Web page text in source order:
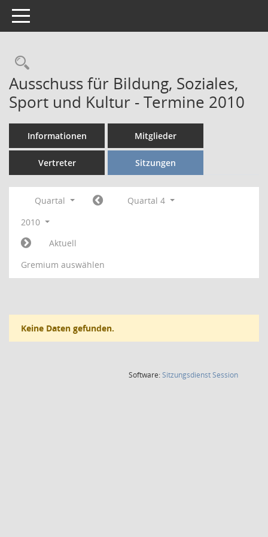
Toggle navigation
Rechercheauswahl
Ausschuss für Bildung, Soziales,
Sport und Kultur - Termine 2010
Informationen Mitglieder
Vertreter Sitzungen
Quartal
Quartal 4
2010
Aktuell
Gremium auswählen
Keine Daten gefunden.
Software:SitzungsdienstSession(Wird in